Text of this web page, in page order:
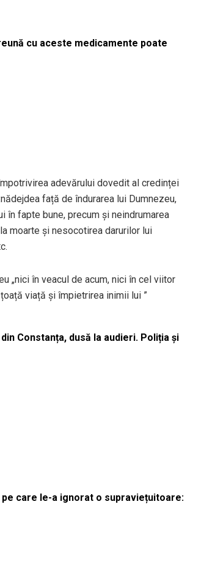
cu aceste medicamente poate
adevărului dovedit al credinței
față de îndurarea lui Dumnezeu,
în fapte bune, precum și neindrumarea
moarte și nesocotirea darurilor lui
„nici în veacul de acum, nici în cel viitor
viață și împietrirea inimii lui ”
Constanța, dusă la audieri. Poliția și
care le-a ignorat o supraviețuitoare: